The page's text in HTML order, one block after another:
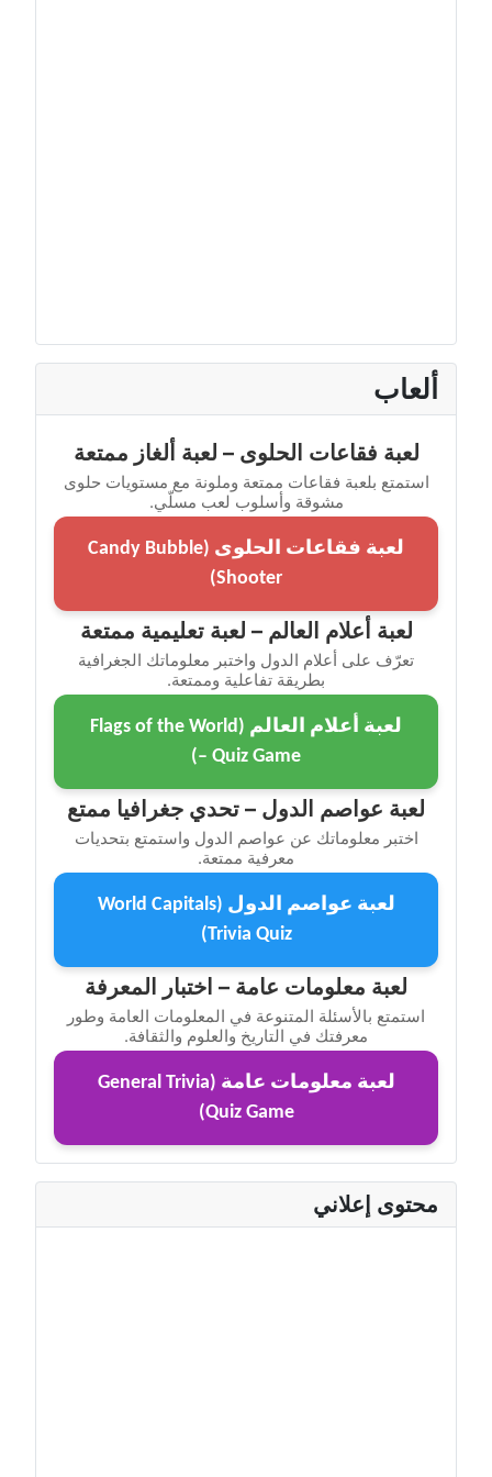
ألعاب
لعبة فقاعات الحلوى – لعبة ألغاز ممتعة
استمتع بلعبة فقاعات ممتعة وملونة مع مستويات حلوى
مشوقة وأسلوب لعب مسلّي.
لعبة فقاعات الحلوى (Candy Bubble
Shooter)
لعبة أعلام العالم – لعبة تعليمية ممتعة
تعرّف على أعلام الدول واختبر معلوماتك الجغرافية
بطريقة تفاعلية وممتعة.
لعبة أعلام العالم (Flags of the World
– Quiz Game)
لعبة عواصم الدول – تحدي جغرافيا ممتع
اختبر معلوماتك عن عواصم الدول واستمتع بتحديات
معرفية ممتعة.
لعبة عواصم الدول (World Capitals
Trivia Quiz)
لعبة معلومات عامة – اختبار المعرفة
استمتع بالأسئلة المتنوعة في المعلومات العامة وطور
معرفتك في التاريخ والعلوم والثقافة.
لعبة معلومات عامة (General Trivia
Quiz Game)
محتوى إعلاني